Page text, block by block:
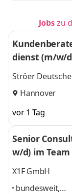
Jobszu
dienst (m/w/
Ströer
Hannover
vor 1 Tag
Senior
w/d) im
X1F GmbH
bundesweit,